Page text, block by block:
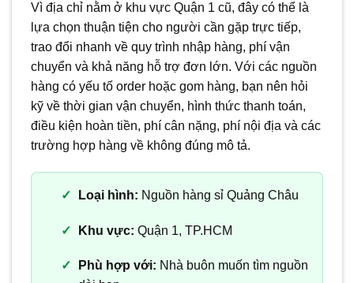
Vì địa chỉ nằm ở khu vực Quận 1 cũ, đây có thể là
lựa chọn thuận tiện cho người cần gặp trực tiếp,
trao đổi nhanh về quy trình nhập hàng, phí vận
chuyển và khả năng hỗ trợ đơn lớn. Với các nguồn
hàng có yếu tố order hoặc gom hàng, bạn nên hỏi
kỹ về thời gian vận chuyển, hình thức thanh toán,
điều kiện hoàn tiền, phí cân nặng, phí nội địa và các
trường hợp hàng về không đúng mô tả.
Loại hình: Nguồn hàng sỉ Quảng Châu
Khu vực: Quận 1, TP.HCM
Phù hợp với: Nhà buôn muốn tìm nguồn